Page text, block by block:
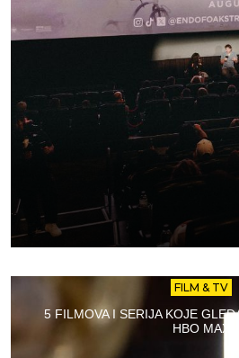
FILM & TV
5 FILMOVA I SERIJA KOJE
HBO MAX